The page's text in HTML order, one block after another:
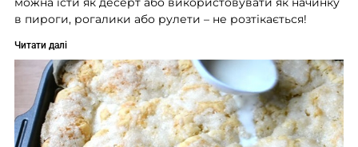
в пироги, рогалики або рулети – не розтікається!
Читати далі